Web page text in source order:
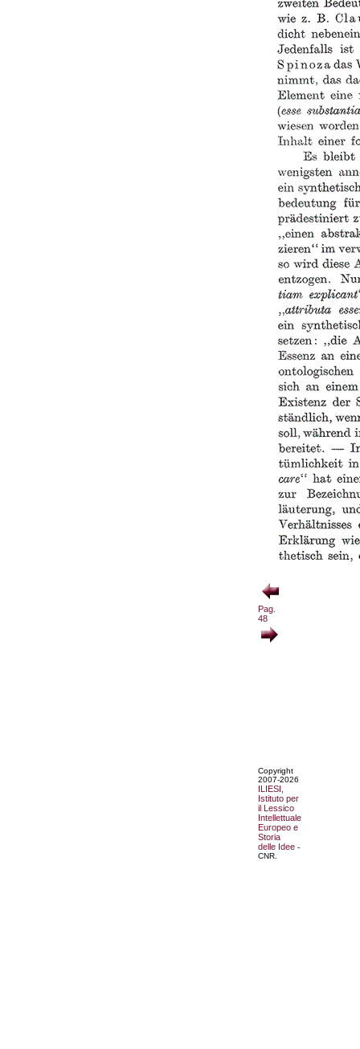
Pag.
48
Copyright
2007-2026
ILIESI,
Istituto per
il Lessico
Intellettuale
Europeo e
Storia
delle Idee -
CNR.